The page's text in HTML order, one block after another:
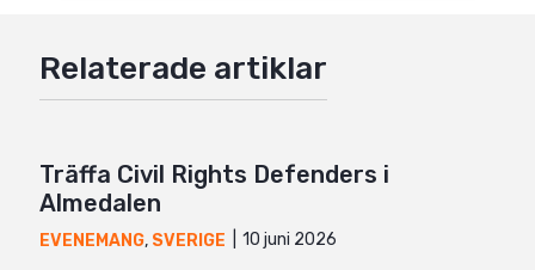
Mail
Relaterade artiklar
Träffa Civil Rights Defenders i
Almedalen
EVENEMANG, SVERIGE 10 juni 2026